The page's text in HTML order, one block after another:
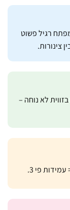
פשוט
נוחה –
פי 3.